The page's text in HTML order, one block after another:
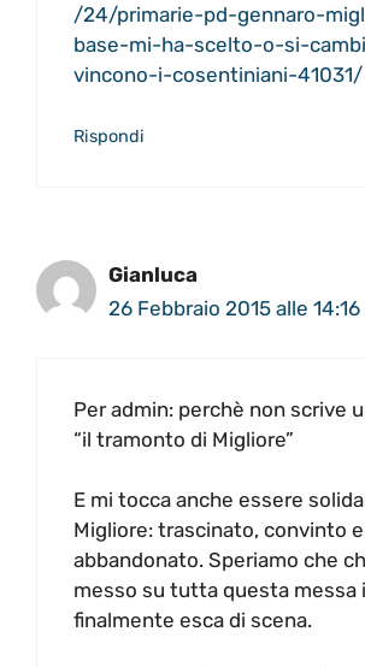
/24/primarie-pd-gennaro-
base-mi-ha-scelto-o-si-
vincono-i-cosentiniani-41031/
Rispondi
Gianluca
26 Febbraio 2015 alle 14:16
Per admin: perchè non scrive
“il tramonto di Migliore”
E mi tocca anche essere
Migliore: trascinato, convinto
abbandonato. Speriamo che
messo su tutta questa messa
finalmente esca di scena.